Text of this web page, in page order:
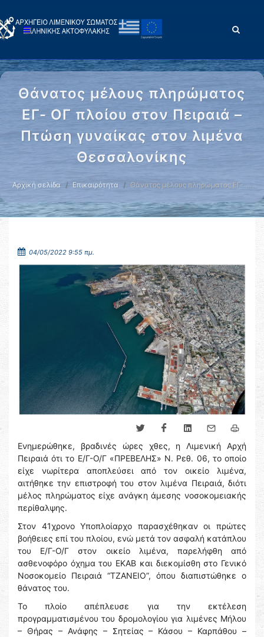
Θάνατος μέλους πληρώματος
ΕΓ- ΟΓ πλοίου στον Πειραιά –
Πτώση γυναίκας στον λιμένα
Θεσσαλονίκης
Αρχική σελίδα Επικαιρότητα Θάνατος μέλους πληρώματος ΕΓ- …
04/05/2022 9:55 πμ.
Ενημερώθηκε, βραδινές ώρες χθες, η Λιμενική Αρχή
Πειραιά ότι το Ε/Γ-Ο/Γ «ΠΡΕΒΕΛΗΣ» Ν. Ρεθ. 06, το οποίο
είχε νωρίτερα αποπλεύσει από τον οικείο λιμένα,
αιτήθηκε την επιστροφή του στον λιμένα Πειραιά, διότι
μέλος πληρώματος είχε ανάγκη άμεσης νοσοκομειακής
περίθαλψης.
Στον 41χρονο Υποπλοίαρχο παρασχέθηκαν οι πρώτες
βοήθειες επί του πλοίου, ενώ μετά τον ασφαλή κατάπλου
του Ε/Γ-Ο/Γ στον οικείο λιμένα, παρελήφθη από
ασθενοφόρο όχημα του ΕΚΑΒ και διεκομίσθη στο Γενικό
Νοσοκομείο Πειραιά “ΤΖΑΝΕΙΟ”, όπου διαπιστώθηκε ο
θάνατος του.
Το πλοίο απέπλευσε για την εκτέλεση
προγραμματισμένου του δρομολογίου για λιμένες Μήλου
– Θήρας – Ανάφης – Σητείας – Κάσου – Καρπάθου –